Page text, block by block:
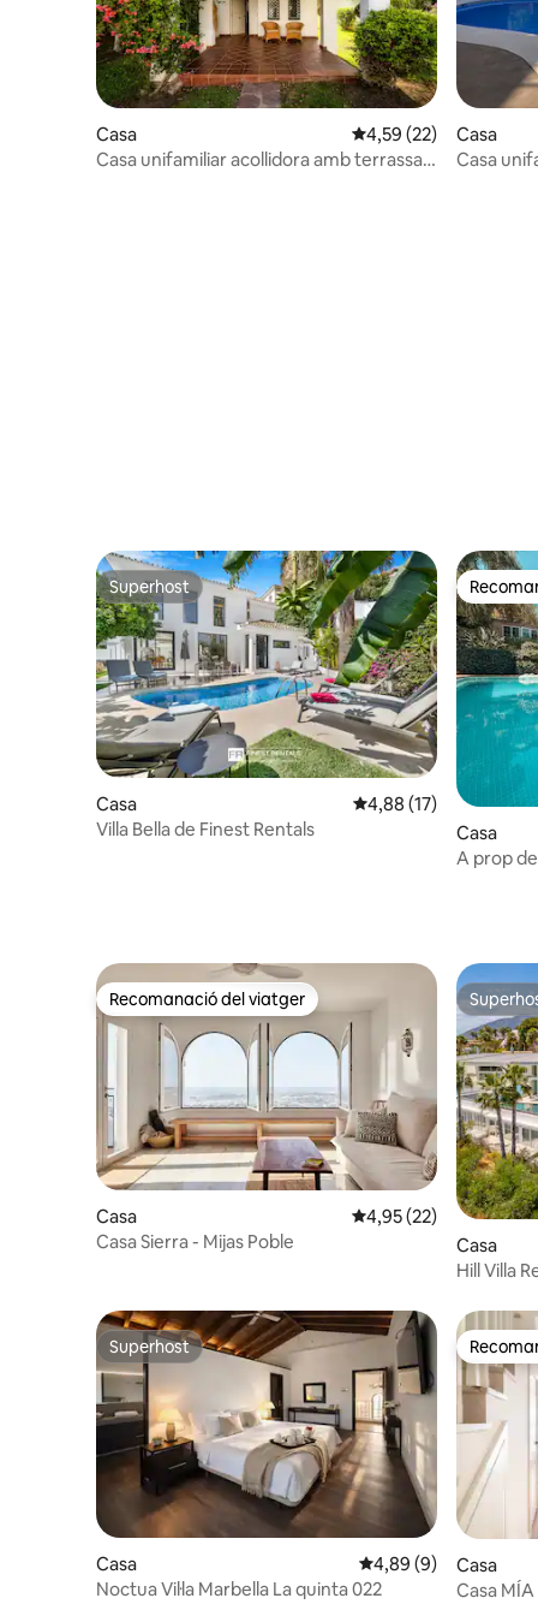
Casa 4,59 de puntuació
4,59 (22)
Casa unifamiliar acollidora amb terrassa i
Casa
Casa
Superhost
Superhost
Casa 4,88 de puntuació
4,88 (17)
Villa Bella de Finest Rentals
Casa
A prop
Recomanació del viatger
Recomanació del viatger
Casa 4,95 de puntuació
4,95 (22)
Casa Sierra - Mijas Poble
Casa
Hill Villa
Superhost
Superhost
Casa 4,89 de puntuació
4,89 (9)
Noctua Vil·la Marbella La quinta 022
Casa
Casa